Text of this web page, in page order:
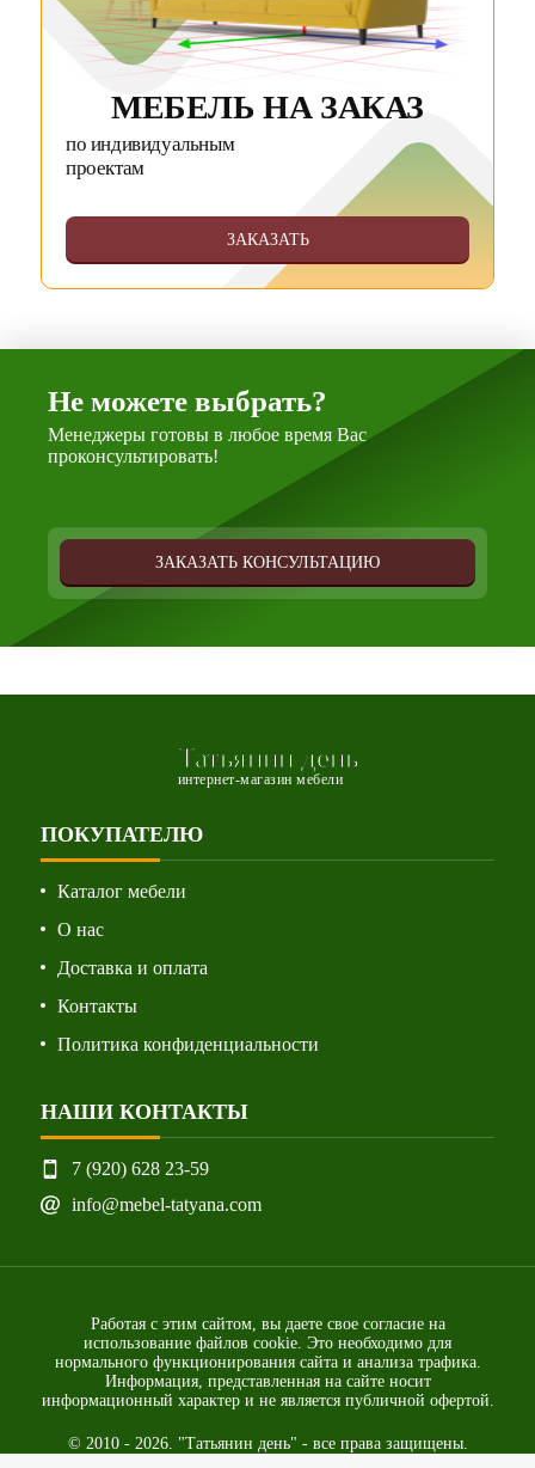
МЕБЕЛЬ НА ЗАКАЗ
по индивидуальным
проектам
ЗАКАЗАТЬ
Не можете выбрать?
Менеджеры готовы в любое время Вас
проконсультировать!
ЗАКАЗАТЬ КОНСУЛЬТАЦИЮ
Татьянин день
интернет-магазин мебели
ПОКУПАТЕЛЮ
Каталог мебели
О нас
Доставка и оплата
Контакты
Политика конфиденциальности
НАШИ КОНТАКТЫ
7 (920) 628 23-59
info@mebel-tatyana.com
© 2010 - 2026. "Татьянин день" - все права защищены.
Работая с этим сайтом, вы даете свое согласие на
использование файлов cookie. Это необходимо для
нормального функционирования сайта и анализа трафика.
Информация, представленная на сайте носит
информационный характер и не является публичной офертой.